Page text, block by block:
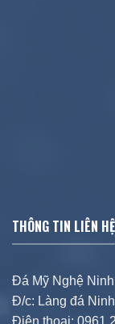
THÔNG TIN LIÊN HỆ
Đá Mỹ Nghệ
Đ/c: Làng đá
Điện thoại: